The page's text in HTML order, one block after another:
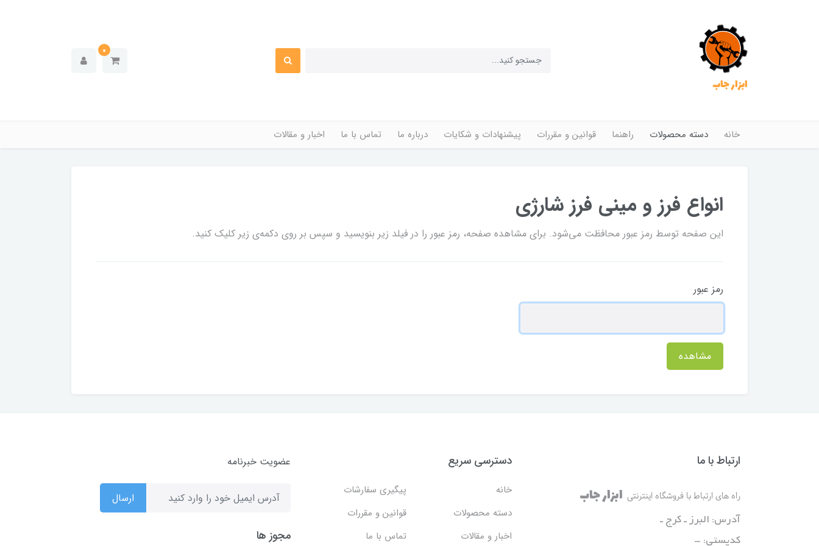
ابزار جاب
0
خانه دسته محصولات راهنما قوانین و مقررات پیشنهادات و شکایات درباره ما تماس با ما اخبار و مقالات
انواع فرز و مینی فرز شارژی
این صفحه توسط رمز عبور محافظت می‌شود. برای مشاهده صفحه، رمز عبور را در فیلد زیر بنویسید و سپس بر روی دکمه‌ی زیر کلیک کنید.
رمز عبور
مشاهده
ارتباط با ما
راه های ارتباط با فروشگاه اینترنتی ابزار جاب
آدرس: البرز ـ کرج ـ
کدپستی: -
دسترسی سریع
خانه
پیگیری سفارشات
دسته محصولات
قوانین و مقررات
اخبار و مقالات
تماس با ما
عضویت خبرنامه
ارسال
مجوز ها